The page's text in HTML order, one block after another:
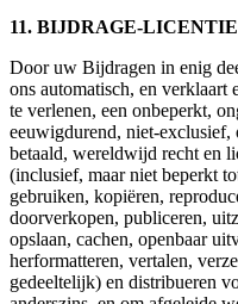
11. BIJDRAGE-LICENTIE
Door uw Bijdragen in enig
ons automatisch, en verklaart
te verlenen, een onbeperkt,
eeuwigdurend, niet-
betaald, wereldwijd recht en
(inclusief, maar niet beperkt
gebruiken, kopiëren,
doorverkopen, publiceren,
opslaan, cachen, openbaar
herformatteren, vertalen,
gedeeltelijk) en distribueren